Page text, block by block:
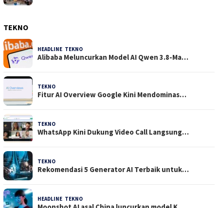
TEKNO
HEADLINE TEKNO
Alibaba Meluncurkan Model AI Qwen 3.8-Ma…
TEKNO
Fitur AI Overview Google Kini Mendominas…
TEKNO
WhatsApp Kini Dukung Video Call Langsung…
TEKNO
Rekomendasi 5 Generator AI Terbaik untuk…
HEADLINE TEKNO